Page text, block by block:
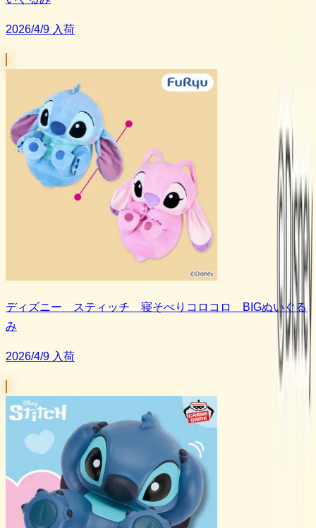
2026/4/9 入荷
ディズニー スティッチ 寝そべりコロコロ BIGぬいぐる
み
2026/4/9 入荷